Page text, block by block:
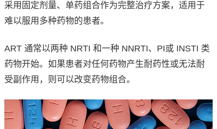
采用固定剂量、单药组合作为完整治疗方案，适用于
难以服用多种药物的患者。
ART 通常以两种 NRTI 和一种 NNRTI、PI或 INSTI 类
药物开始。如果患者对任何药物产生耐药性或无法耐
受副作用，则可以改变药物组合。